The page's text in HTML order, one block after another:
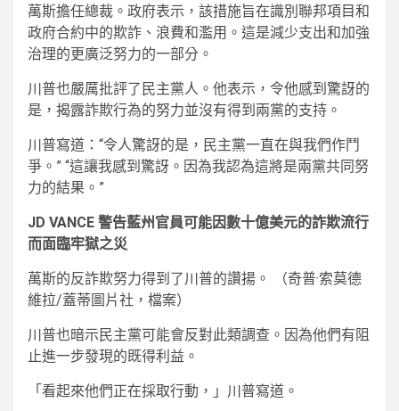
萬斯擔任總裁。政府表示，該措施旨在識別聯邦項目和
政府合約中的欺詐、浪費和濫用。這是減少支出和加強
治理的更廣泛努力的一部分。
川普也嚴厲批評了民主黨人。他表示，令他感到驚訝的
是，揭露詐欺行為的努力並沒有得到兩黨的支持。
川普寫道：“令人驚訝的是，民主黨一直在與我們作鬥
爭。” “這讓我感到驚訝。因為我認為這將是兩黨共同努
力的結果。”
JD VANCE 警告藍州官員可能因數十億美元的詐欺流行
而面臨牢獄之災
萬斯的反詐欺努力得到了川普的讚揚。
（奇普·索莫德
維拉/蓋蒂圖片社，檔案）
川普也暗示民主黨可能會反對此類調查。因為他們有阻
止進一步發現的既得利益。
「看起來他們正在採取行動，」川普寫道。